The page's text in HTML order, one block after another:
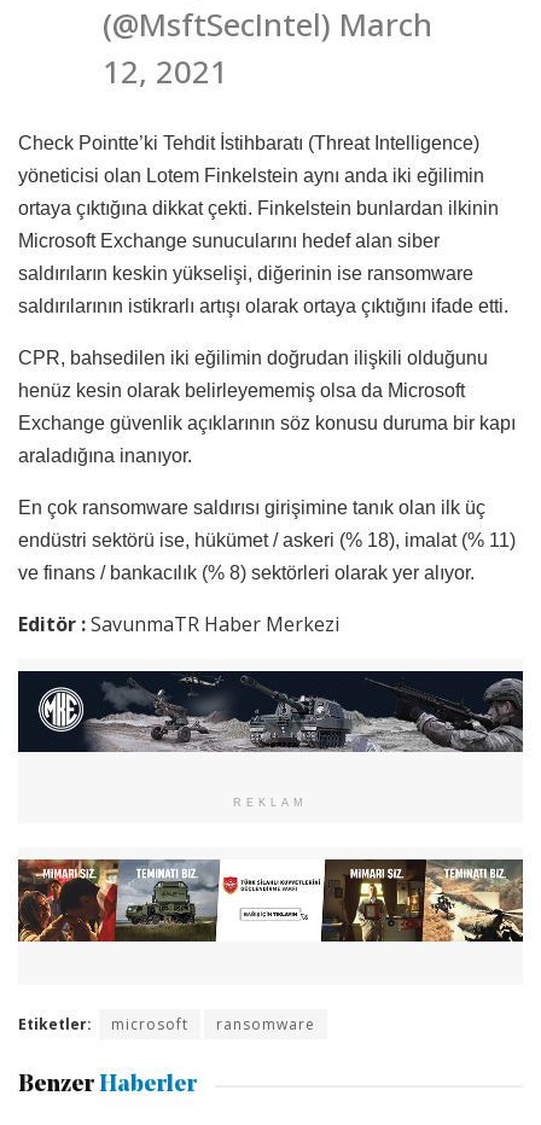
(@MsftSecIntel) March
12, 2021
Check Pointte’ki Tehdit İstihbaratı (Threat Intelligence)
yöneticisi olan Lotem Finkelstein aynı anda iki eğilimin
ortaya çıktığına dikkat çekti. Finkelstein bunlardan ilkinin
Microsoft Exchange sunucularını hedef alan siber
saldırıların keskin yükselişi, diğerinin ise ransomware
saldırılarının istikrarlı artışı olarak ortaya çıktığını ifade etti.
CPR, bahsedilen iki eğilimin doğrudan ilişkili olduğunu
henüz kesin olarak belirleyememiş olsa da Microsoft
Exchange güvenlik açıklarının söz konusu duruma bir kapı
araladığına inanıyor.
En çok ransomware saldırısı girişimine tanık olan ilk üç
endüstri sektörü ise, hükümet / askeri (% 18), imalat (% 11)
ve finans / bankacılık (% 8) sektörleri olarak yer alıyor.
Editör :SavunmaTR Haber Merkezi
REKLAM
Etiketler: microsoft ransomware
Benzer Haberler